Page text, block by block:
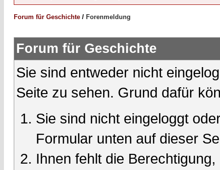
Forum für Geschichte / Forenmeldung
Forum für Geschichte
Sie sind entweder nicht
Seite zu sehen. Grund dafür
Sie sind nicht eingeloggt
Formular unten auf dieser
Ihnen fehlt die